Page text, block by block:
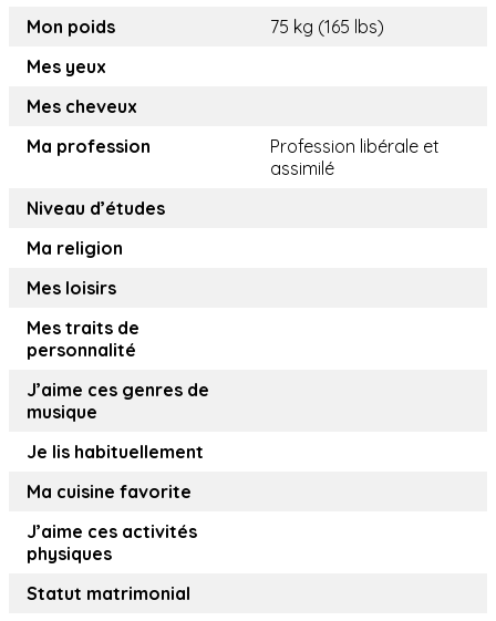
Mon poids
75 kg (165 lbs)
Mes yeux
Mes cheveux
Ma profession
Profession libérale et
assimilé
Niveau d’études
Ma religion
Mes loisirs
Mes traits de
personnalité
J’aime ces genres de
musique
Je lis habituellement
Ma cuisine favorite
J’aime ces activités
physiques
Statut matrimonial